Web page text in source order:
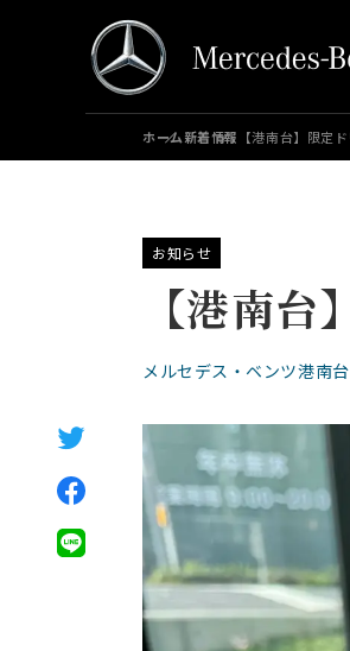
ホーム新着情報 【港南台】限定
お知らせ
【港南
メルセデス・ベンツ港南台